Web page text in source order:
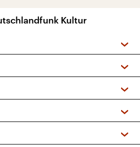
Kultur
Podcasts
Kinderprogramm
+ DAB+)